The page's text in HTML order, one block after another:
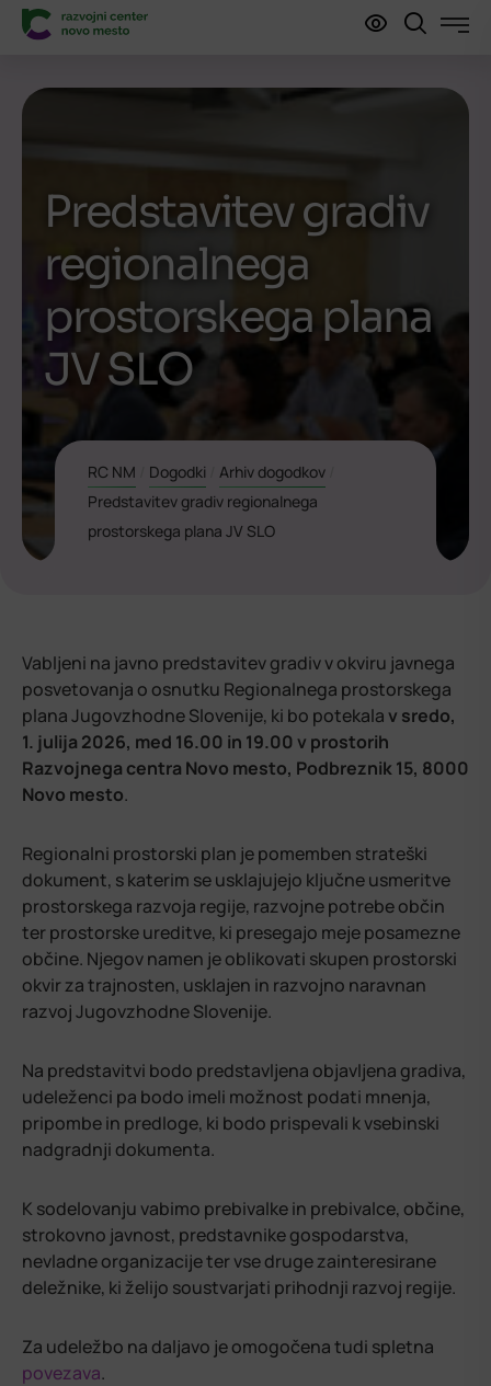
Predstavitev gradiv
regionalnega
prostorskega plana
JV SLO
RC NM Dogodki Arhiv dogodkov
Predstavitev gradiv regionalnega
prostorskega plana JV SLO
Vabljeni na javno predstavitev gradiv v okviru javnega
posvetovanja o osnutku Regionalnega prostorskega
plana Jugovzhodne Slovenije, ki bo potekala v sredo,
1. julija 2026, med 16.00 in 19.00 v prostorih
Razvojnega centra Novo mesto, Podbreznik 15, 8000
Novo mesto.
Regionalni prostorski plan je pomemben strateški
dokument, s katerim se usklajujejo ključne usmeritve
prostorskega razvoja regije, razvojne potrebe občin
ter prostorske ureditve, ki presegajo meje posamezne
občine. Njegov namen je oblikovati skupen prostorski
okvir za trajnosten, usklajen in razvojno naravnan
razvoj Jugovzhodne Slovenije.
Na predstavitvi bodo predstavljena objavljena gradiva,
udeleženci pa bodo imeli možnost podati mnenja,
pripombe in predloge, ki bodo prispevali k vsebinski
nadgradnji dokumenta.
K sodelovanju vabimo prebivalke in prebivalce, občine,
strokovno javnost, predstavnike gospodarstva,
nevladne organizacije ter vse druge zainteresirane
deležnike, ki želijo soustvarjati prihodnji razvoj regije.
Za udeležbo na daljavo je omogočena tudi spletna
povezava.